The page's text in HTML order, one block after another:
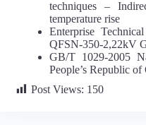
techniques –
temperature rise
Enterprise
QFSN-350-2,22kV
GB/T 1029-2005
People’s Republic of
Post Views: 150